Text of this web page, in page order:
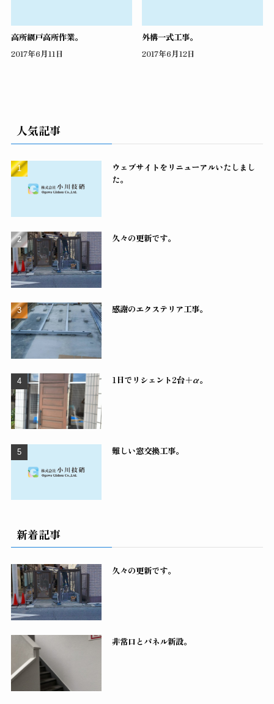
高所網戸高所作業。
2017年6月11日
外構一式工事。
2017年6月12日
人気記事
ウェブサイトをリニューアルいたしまし
た。
久々の更新です。
感謝のエクステリア工事。
1日でリシェント2台＋α。
難しい窓交換工事。
新着記事
久々の更新です。
非常口とパネル新設。